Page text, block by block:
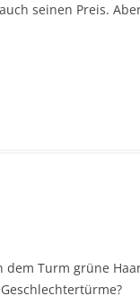
seinen Preis.
dem Turm grüne